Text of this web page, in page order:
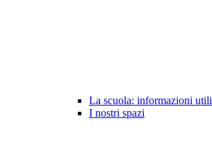
La scuola: informazioni utili
I nostri spazi